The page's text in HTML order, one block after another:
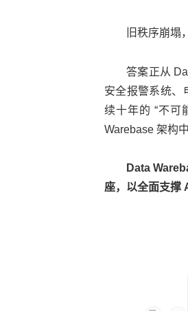
旧秩序崩塌
答案正从
安全报警系统、
续十年的 “不
Warebase 架构
Data
座，以全面支撑